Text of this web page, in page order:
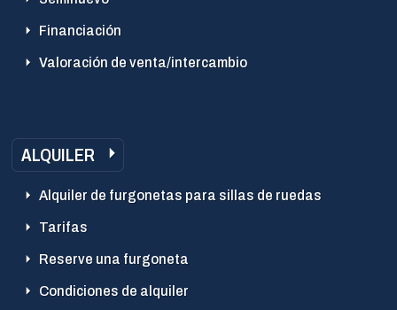
Financiación
Valoración de venta/intercambio
ALQUILER
Alquiler de furgonetas para sillas de ruedas
Tarifas
Reserve una furgoneta
Condiciones de alquiler